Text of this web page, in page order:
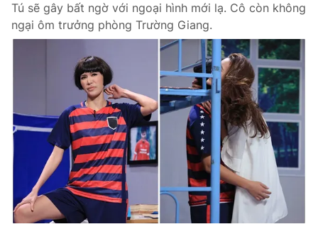
Tú sẽ gây bất ngờ với ngoại hình mới lạ. Cô còn không
ngại ôm trưởng phòng Trường Giang.